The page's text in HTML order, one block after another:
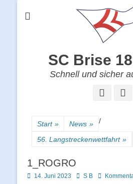
SC Brise
Schnell und sicher
Start » News » /
56. Langstreckenwettfahrt »
1_ROGRO
Posted
14. Juni 2023 Autor
S B